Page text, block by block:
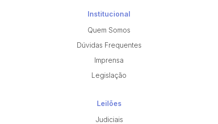
Institucional
Quem Somos
Dúvidas Frequentes
Imprensa
Legislação
Leilões
Judiciais